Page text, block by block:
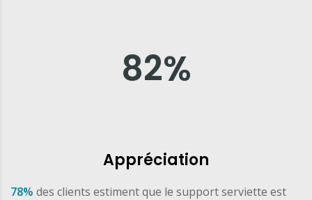
82%
Appréciation
78% des clients estiment que le support serviette est